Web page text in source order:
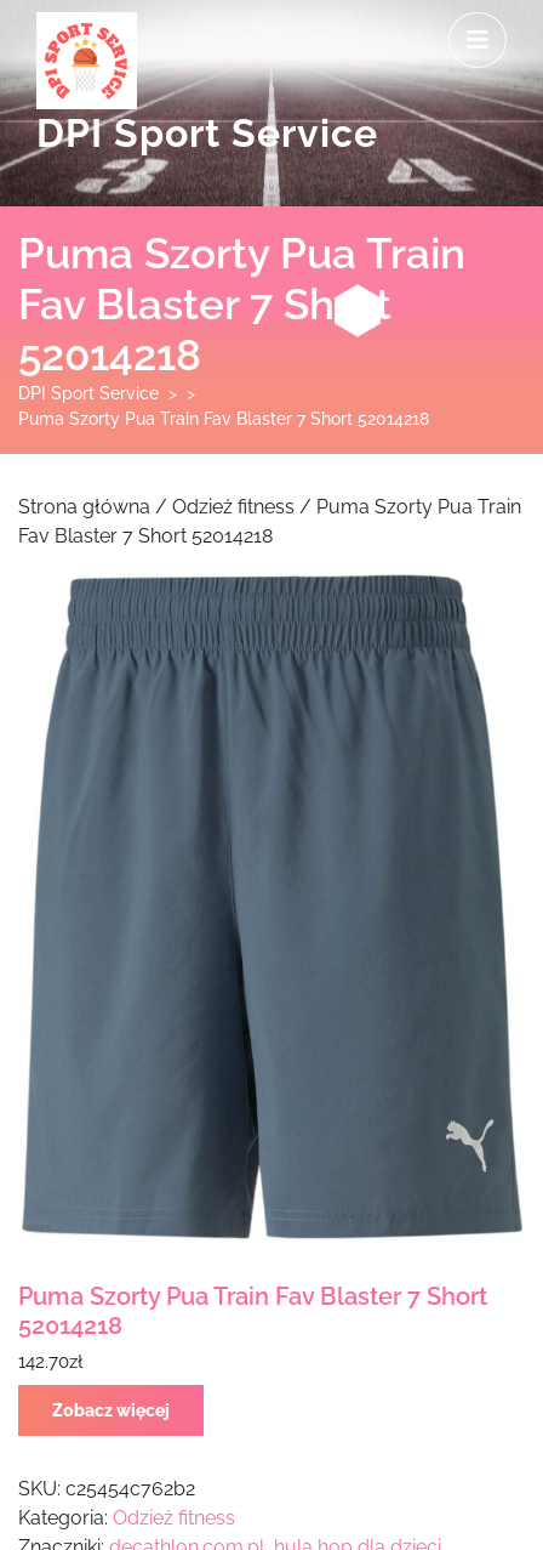
content
DPI Sport Service
Puma Szorty Pua Train
Fav Blaster 7 Short
52014218
DPI Sport Service > >
Puma Szorty Pua Train Fav Blaster 7 Short 52014218
Strona główna / Odzież fitness / Puma Szorty Pua Train
Fav Blaster 7 Short 52014218
Puma Szorty Pua Train Fav Blaster 7 Short
52014218
142.70zł
Zobacz więcej
SKU: c25454c762b2
Kategoria: Odzież fitness